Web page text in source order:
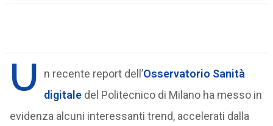
U n recente report dell’Osservatorio Sanità
digitaledel Politecnico di Milano ha messo in
evidenza alcuni interessanti trend, accelerati dalla